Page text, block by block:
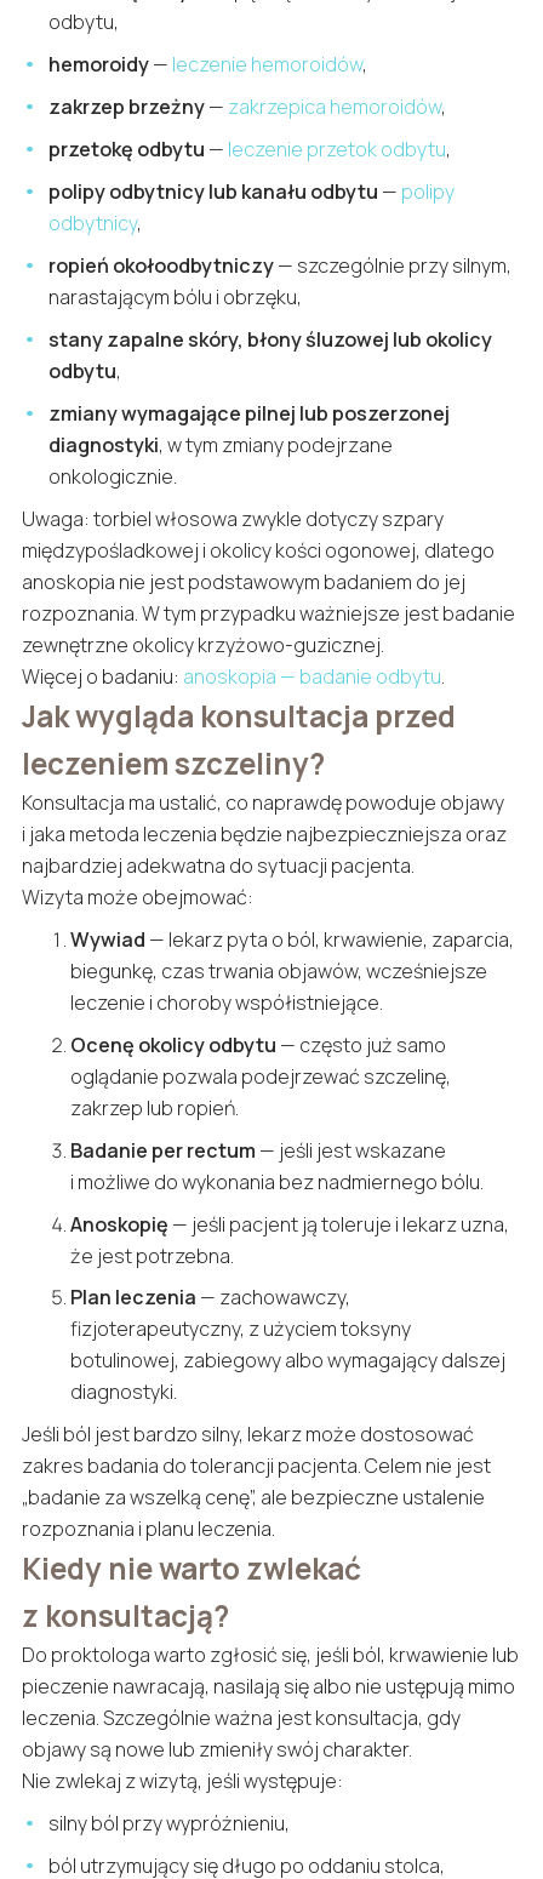
odbytu,
hemoroidy— leczenie hemoroidów,
zakrzep brzeżny— zakrzepica hemoroidów,
przetokę odbytu — leczenie przetok odbytu,
polipy odbytnicy lub kanału odbytu — polipy
odbytnicy,
ropień okołoodbytniczy— szczególnie przy silnym,
narastającym bólu i obrzęku,
stany zapalne skóry, błony śluzowej lub okolicy
odbytu,
zmiany wymagające pilnej lub poszerzonej
diagnostyki, w tym zmiany podejrzane
onkologicznie.
Uwaga: torbiel włosowa zwykle dotyczy szpary
międzypośladkowej i okolicy kości ogonowej, dlatego
anoskopia nie jest podstawowym badaniem do jej
rozpoznania. W tym przypadku ważniejsze jest badanie
zewnętrzne okolicy krzyżowo-guzicznej.
Więcej o badaniu: anoskopia — badanie odbytu.
Jak wygląda konsultacja przed
leczeniem szczeliny?
Konsultacja ma ustalić, co naprawdę powoduje objawy
i jaka metoda leczenia będzie najbezpieczniejsza oraz
najbardziej adekwatna do sytuacji pacjenta.
Wizyta może obejmować:
Wywiad — lekarz pyta o ból, krwawienie, zaparcia,
biegunkę, czas trwania objawów, wcześniejsze
leczenie i choroby współistniejące.
Ocenę okolicy odbytu — często już samo
oglądanie pozwala podejrzewać szczelinę,
zakrzep lub ropień.
Badanie per rectum — jeśli jest wskazane
i możliwe do wykonania bez nadmiernego bólu.
Anoskopię — jeśli pacjent ją toleruje i lekarz uzna,
że jest potrzebna.
Plan leczenia — zachowawczy,
fizjoterapeutyczny, z użyciem toksyny
botulinowej, zabiegowy albo wymagający dalszej
diagnostyki.
Jeśli ból jest bardzo silny, lekarz może dostosować
zakres badania do tolerancji pacjenta. Celem nie jest
„badanie za wszelką cenę”, ale bezpieczne ustalenie
rozpoznania i planu leczenia.
Kiedy nie warto zwlekać
z konsultacją?
Do proktologa warto zgłosić się, jeśli ból, krwawienie lub
pieczenie nawracają, nasilają się albo nie ustępują mimo
leczenia. Szczególnie ważna jest konsultacja, gdy
objawy są nowe lub zmieniły swój charakter.
Nie zwlekaj z wizytą, jeśli występuje:
silny ból przy wypróżnieniu,
ból utrzymujący się długo po oddaniu stolca,